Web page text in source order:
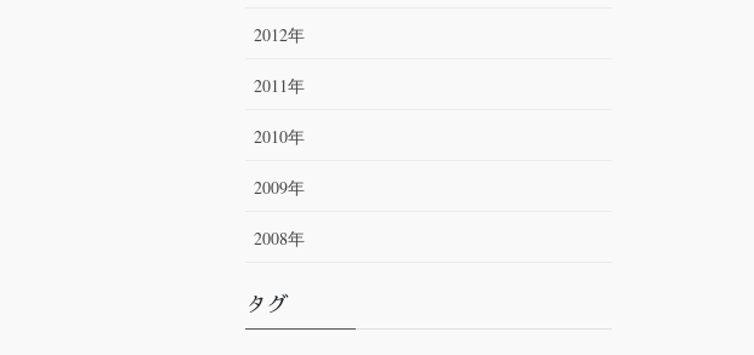
2012年
2011年
2010年
2009年
2008年
タグ